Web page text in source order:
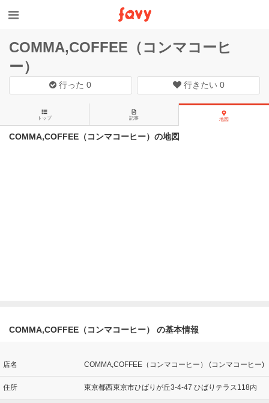
COMMA,COFFEE（コンマコーヒ
ー）
行った0 行きたい 0
トップ 記事 地図
COMMA,COFFEE（コンマコーヒー）の地図
COMMA,COFFEE（コンマコーヒー） の基本情報
店名 COMMA,COFFEE（コンマコーヒー） (コンマコーヒー)
住所 東京都西東京市ひばりが丘3-4-47 ひばりテラス118内